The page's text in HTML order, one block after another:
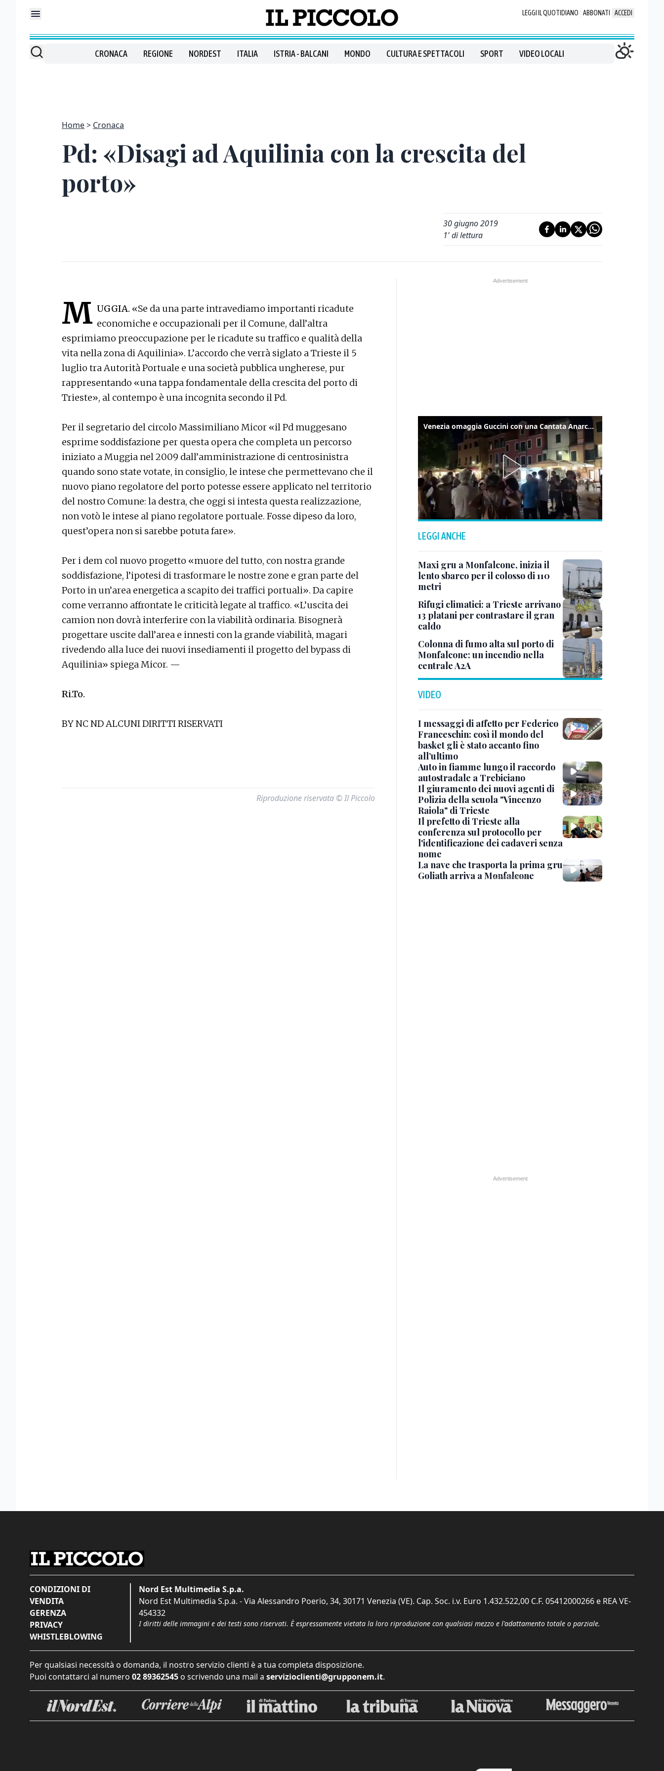
LEGGI IL QUOTIDIANO ABBONATI ACCEDI
CRONACA REGIONE NORDEST ITALIA ISTRIA - BALCANI MONDO CULTURA E SPETTACOLI SPORT VIDEO LOCALI
Home Cronaca
Pd: «Disagi ad Aquilinia con la crescita del
porto»
30 giugno 2019
1' di lettura
M UGGIA. «Se da una parte intravediamo importanti ricadute
economiche e occupazionali per il Comune, dall’altra
esprimiamo preoccupazione per le ricadute su traffico e qualità della
vita nella zona di Aquilinia». L’accordo che verrà siglato a Trieste il 5
luglio tra Autorità Portuale e una società pubblica ungherese, pur
rappresentando «una tappa fondamentale della crescita del porto di
Trieste», al contempo è una incognita secondo il Pd.
Per il segretario del circolo Massimiliano Micor «il Pd muggesano
esprime soddisfazione per questa opera che completa un percorso
iniziato a Muggia nel 2009 dall’amministrazione di centrosinistra
quando sono state votate, in consiglio, le intese che permettevano che il
nuovo piano regolatore del porto potesse essere applicato nel territorio
del nostro Comune: la destra, che oggi si intesta questa realizzazione,
non votò le intese al piano regolatore portuale. Fosse dipeso da loro,
quest’opera non si sarebbe potuta fare».
Per i dem col nuovo progetto «muore del tutto, con nostra grande
soddisfazione, l’ipotesi di trasformare le nostre zone e gran parte del
Porto in un’area energetica a scapito dei traffici portuali». Da capire
come verranno affrontate le criticità legate al traffico. «L’uscita dei
camion non dovrà interferire con la viabilità ordinaria. Bisognerà
progettare uscite dall’area e innesti con la grande viabilità, magari
rivedendo alla luce dei nuovi insediamenti il progetto del bypass di
Aquilinia» spiega Micor. —
Ri.To.
BY NC ND ALCUNI DIRITTI RISERVATI
Riproduzione riservata © Il Piccolo
Venezia omaggia Guccini con una Cantata Anarchica in campo Santa Margherita
LEGGI ANCHE
Maxi gru a Monfalcone, inizia il
lento sbarco per il colosso di 110
metri
Rifugi climatici: a Trieste arrivano
13 platani per contrastare il gran
caldo
Colonna di fumo alta sul porto di
Monfalcone: un incendio nella
centrale A2A
VIDEO
I messaggi di affetto per Federico
Franceschin: così il mondo del
basket gli è stato accanto fino
all’ultimo
Auto in fiamme lungo il raccordo
autostradale a Trebiciano
Il giuramento dei nuovi agenti di
Polizia della scuola "Vincenzo
Raiola" di Trieste
Il prefetto di Trieste alla
conferenza sul protocollo per
l'identificazione dei cadaveri senza
nome
La nave che trasporta la prima gru
Goliath arriva a Monfalcone
CONDIZIONI DI
VENDITA
GERENZA
PRIVACY
WHISTLEBLOWING
Nord Est Multimedia S.p.a.
Nord Est Multimedia S.p.a. - Via Alessandro Poerio, 34, 30171 Venezia (VE). Cap. Soc. i.v. Euro 1.432.522,00 C.F. 05412000266 e REA VE-
454332
I diritti delle immagini e dei testi sono riservati. È espressamente vietata la loro riproduzione con qualsiasi mezzo e l'adattamento totale o parziale.
Per qualsiasi necessità o domanda, il nostro servizio clienti è a tua completa disposizione.
Puoi contattarci al numero 02 89362545 o scrivendo una mail a servizioclienti@grupponem.it.